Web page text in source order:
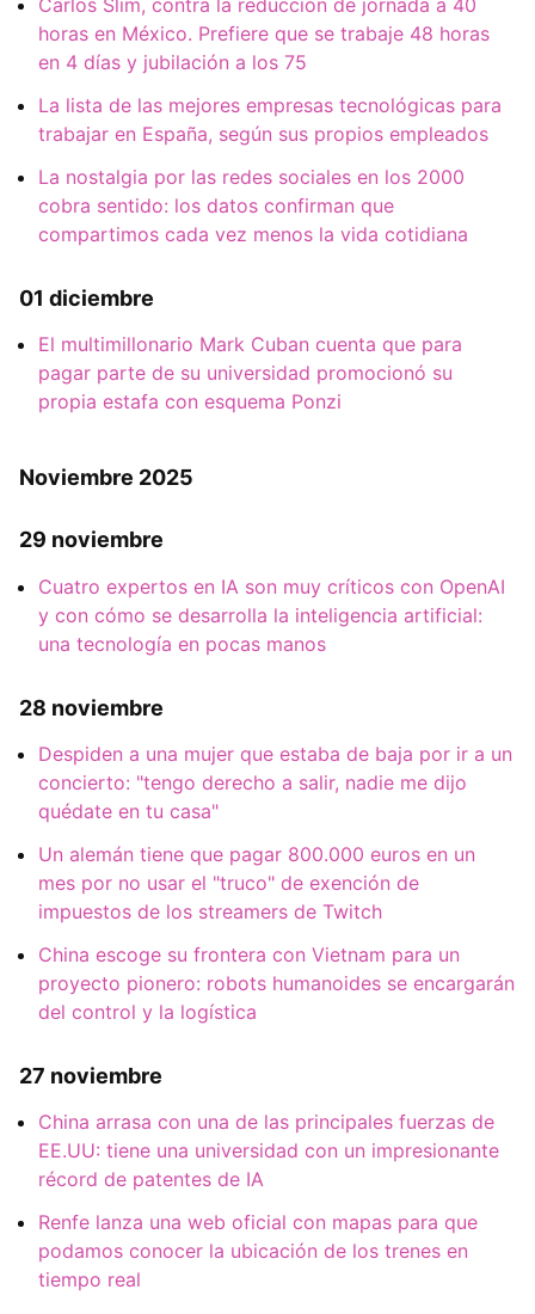
Carlos Slim, contra la reducción de jornada a 40
horas en México. Prefiere que se trabaje 48 horas
en 4 días y jubilación a los 75
La lista de las mejores empresas tecnológicas para
trabajar en España, según sus propios empleados
La nostalgia por las redes sociales en los 2000
cobra sentido: los datos confirman que
compartimos cada vez menos la vida cotidiana
01 diciembre
El multimillonario Mark Cuban cuenta que para
pagar parte de su universidad promocionó su
propia estafa con esquema Ponzi
Noviembre 2025
29 noviembre
Cuatro expertos en IA son muy críticos con OpenAI
y con cómo se desarrolla la inteligencia artificial:
una tecnología en pocas manos
28 noviembre
Despiden a una mujer que estaba de baja por ir a un
concierto: "tengo derecho a salir, nadie me dijo
quédate en tu casa"
Un alemán tiene que pagar 800.000 euros en un
mes por no usar el "truco" de exención de
impuestos de los streamers de Twitch
China escoge su frontera con Vietnam para un
proyecto pionero: robots humanoides se encargarán
del control y la logística
27 noviembre
China arrasa con una de las principales fuerzas de
EE.UU: tiene una universidad con un impresionante
récord de patentes de IA
Renfe lanza una web oficial con mapas para que
podamos conocer la ubicación de los trenes en
tiempo real